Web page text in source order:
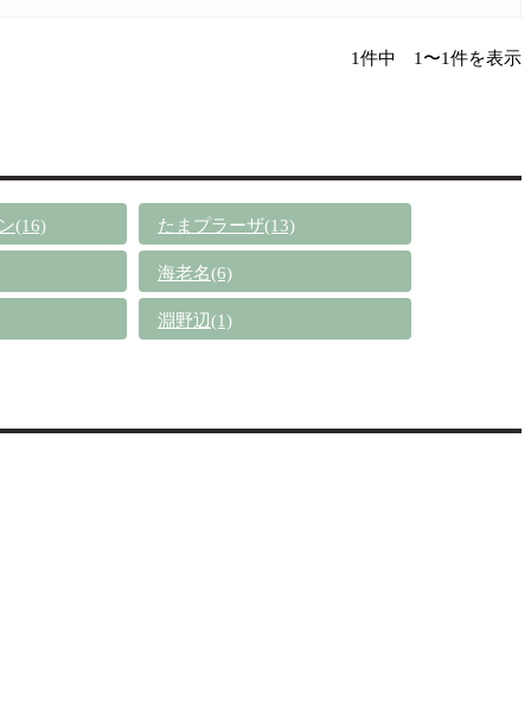
1件中 1〜1件を表示
(16) たまプラーザ(13)
海老名(6)
淵野辺(1)